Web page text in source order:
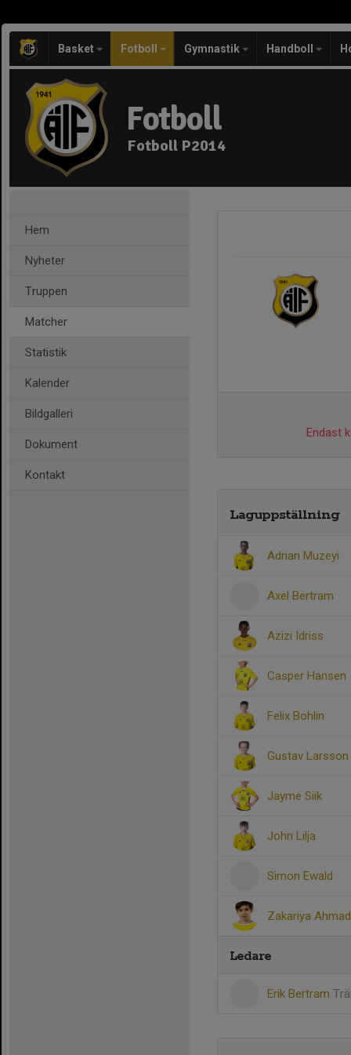
Basket Fotboll Gymnastik Handboll
Fotboll
Fotboll P2014
Hem
Nyheter
Truppen
Matcher
Statistik
Kalender
Bildgalleri
Dokument
Kontakt
Endast
Laguppställning
Adrian Muzeyi
Axel Bertram
Azizi Idriss
Casper Hansen
Felix Bohlin
Gustav Larsson
Jayme Siik
John Lilja
Simon Ewald
Zakariya
Ledare
Erik Bertram